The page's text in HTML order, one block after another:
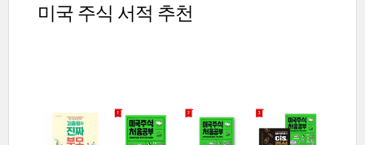
미국 주식 서적 추천